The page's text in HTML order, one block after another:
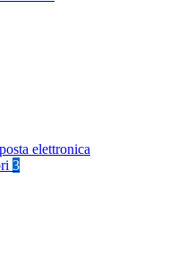
elettronica
3